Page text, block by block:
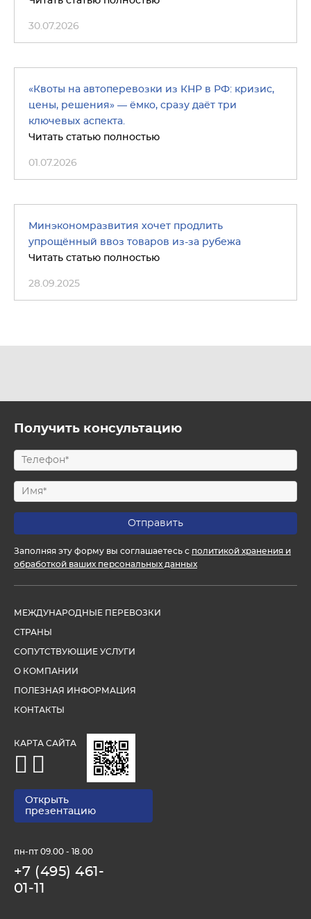
30.07.2026
«Квоты на автоперевозки из КНР в РФ: кризис,
цены, решения» — ёмко, сразу даёт три
ключевых аспекта.
Читать статью полностью
01.07.2026
Минэкономразвития хочет продлить
упрощённый ввоз товаров из-за рубежа
Читать статью полностью
28.09.2025
Получить консультацию
Заполняя эту форму вы соглашаетесь с политикой хранения и
обработкой ваших персональных данных
МЕЖДУНАРОДНЫЕ ПЕРЕВОЗКИ
СТРАНЫ
СОПУТСТВУЮЩИЕ УСЛУГИ
О КОМПАНИИ
ПОЛЕЗНАЯ ИНФОРМАЦИЯ
КОНТАКТЫ
КАРТА САЙТА
Открыть
презентацию
пн-пт 09.00 - 18.00
+7 (495) 461-
01-11